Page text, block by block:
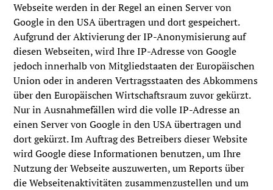
Webseite werden in der Regel an einen Server von
Google in den USA übertragen und dort gespeichert.
Aufgrund der Aktivierung der IP-Anonymisierung auf
diesen Webseiten, wird Ihre IP-Adresse von Google
jedoch innerhalb von Mitgliedstaaten der Europäischen
Union oder in anderen Vertragsstaaten des Abkommens
über den Europäischen Wirtschaftsraum zuvor gekürzt.
Nur in Ausnahmefällen wird die volle IP-Adresse an
einen Server von Google in den USA übertragen und
dort gekürzt. Im Auftrag des Betreibers dieser Website
wird Google diese Informationen benutzen, um Ihre
Nutzung der Webseite auszuwerten, um Reports über
die Webseitenaktivitäten zusammenzustellen und um